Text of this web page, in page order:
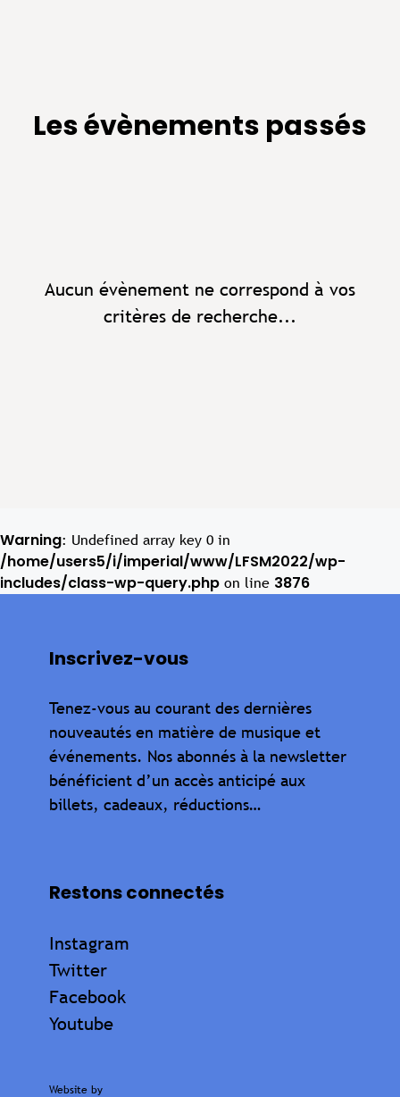
Les évènements passés
Aucun évènement ne correspond à vos
critères de recherche...
Warning: Undefined array key 0 in
/home/users5/i/imperial/www/LFSM2022/wp-
includes/class-wp-query.php on line 3876
Inscrivez-vous
Tenez-vous au courant des dernières
nouveautés en matière de musique et
événements. Nos abonnés à la newsletter
bénéficient d’un accès anticipé aux
billets, cadeaux, réductions…
Restons connectés
Instagram
Twitter
Facebook
Youtube
Website by